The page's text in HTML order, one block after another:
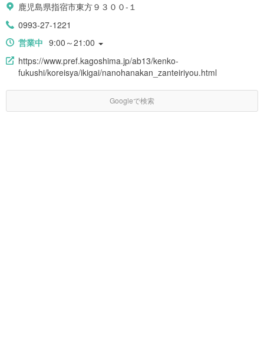
鹿児島県指宿市東方９３００-１
0993-27-1221
営業中 9:00～21:00
https://www.pref.kagoshima.jp/ab13/kenko-
fukushi/koreisya/ikigai/nanohanakan_zanteiriyou.html
Googleで検索